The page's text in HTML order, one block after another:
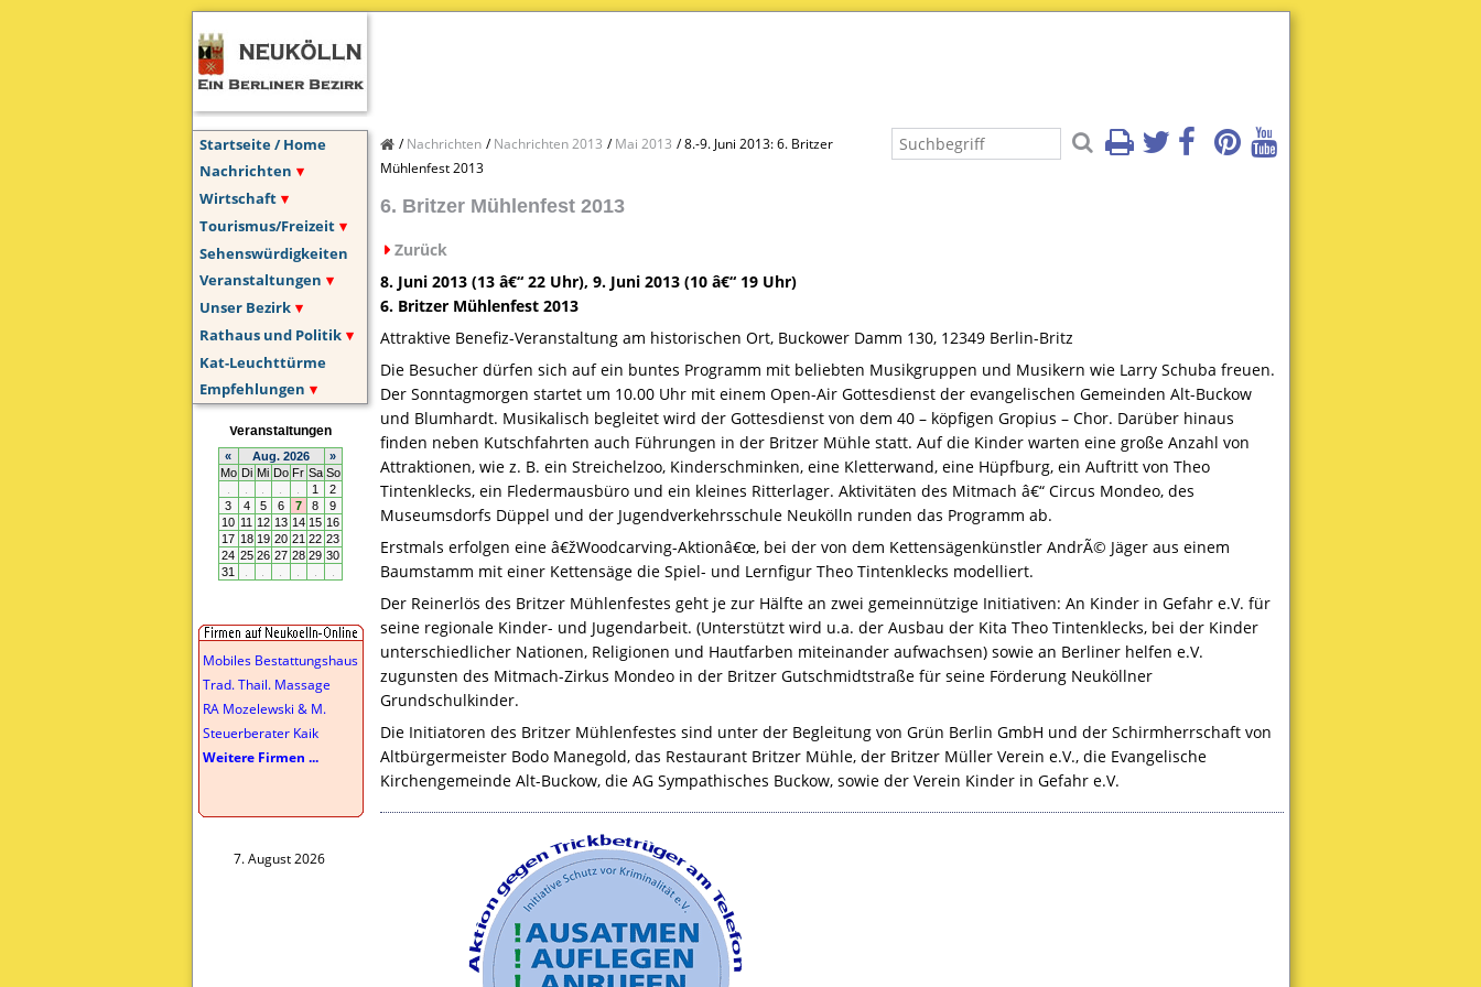
Startseite / Home
Nachrichten
Wirtschaft
Tourismus/Freizeit
Sehenswürdigkeiten
Veranstaltungen
Unser Bezirk
Rathaus und Politik
Kat-Leuchttürme
Empfehlungen
Mobiles Bestattungshaus
Trad. Thail. Massage
RA Mozelewski & M.
Steuerberater Kaik
Weitere Firmen ...
7. August 2026
Nachrichten Nachrichten 2013 Mai 2013
8.-9. Juni 2013: 6. Britzer
Mühlenfest 2013
6. Britzer Mühlenfest 2013
Zurück
8. Juni 2013 (13 â€“ 22 Uhr), 9. Juni 2013 (10 â€“ 19 Uhr)
6. Britzer Mühlenfest 2013
Attraktive Benefiz-Veranstaltung am historischen Ort, Buckower Damm 130, 12349 Berlin-Britz
Die Besucher dürfen sich auf ein buntes Programm mit beliebten Musikgruppen und Musikern wie Larry Schuba freuen.
Der Sonntagmorgen startet um 10.00 Uhr mit einem Open-Air Gottesdienst der evangelischen Gemeinden Alt-Buckow
und Blumhardt. Musikalisch begleitet wird der Gottesdienst von dem 40 – köpfigen Gropius – Chor. Darüber hinaus
finden neben Kutschfahrten auch Führungen in der Britzer Mühle statt. Auf die Kinder warten eine große Anzahl von
Attraktionen, wie z. B. ein Streichelzoo, Kinderschminken, eine Kletterwand, eine Hüpfburg, ein Auftritt von Theo
Tintenklecks, ein Fledermausbüro und ein kleines Ritterlager. Aktivitäten des Mitmach â€“ Circus Mondeo, des
Museumsdorfs Düppel und der Jugendverkehrsschule Neukölln runden das Programm ab.
Erstmals erfolgen eine â€žWoodcarving-Aktionâ€œ, bei der von dem Kettensägenkünstler AndrÃ© Jäger aus einem
Baumstamm mit einer Kettensäge die Spiel- und Lernfigur Theo Tintenklecks modelliert.
Der Reinerlös des Britzer Mühlenfestes geht je zur Hälfte an zwei gemeinnützige Initiativen: An Kinder in Gefahr e.V. für
seine regionale Kinder- und Jugendarbeit. (Unterstützt wird u.a. der Ausbau der Kita Theo Tintenklecks, bei der Kinder
unterschiedlicher Nationen, Religionen und Hautfarben miteinander aufwachsen) sowie an Berliner helfen e.V.
zugunsten des Mitmach-Zirkus Mondeo in der Britzer Gutschmidtstraße für seine Förderung Neuköllner
Grundschulkinder.
Die Initiatoren des Britzer Mühlenfestes sind unter der Begleitung von Grün Berlin GmbH und der Schirmherrschaft von
Altbürgermeister Bodo Manegold, das Restaurant Britzer Mühle, der Britzer Müller Verein e.V., die Evangelische
Kirchengemeinde Alt-Buckow, die AG Sympathisches Buckow, sowie der Verein Kinder in Gefahr e.V.